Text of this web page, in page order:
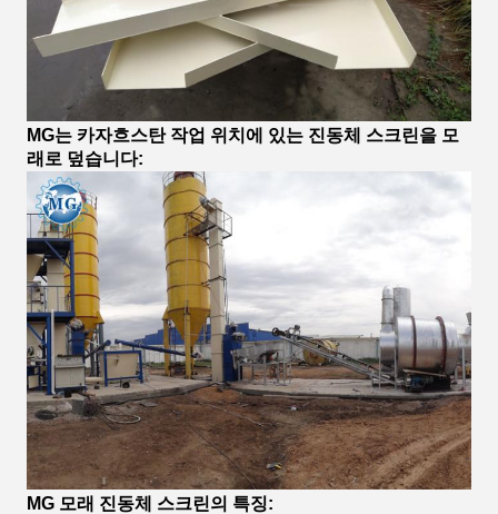
MG는 카자흐스탄 작업 위치에 있는 진동체 스크린을 모
래로 덮습니다:
MG 모래 진동체 스크린의 특징: